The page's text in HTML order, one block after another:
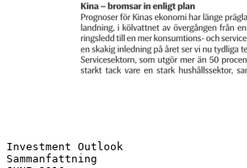
Investment Outlook Sammanfattning JUNI 2016 Den ov&auml;ntat svaga tillv&auml;xten i USA under f&ouml;rsta kvartalet g&ouml;r att vi skriver ner v&aring;ra prognoser f&ouml;r &aring;ret n&aring;got – men vi r&auml;knar med att tillv&auml;xten skjuter fart igen. Samtidigt fortg&aring;r Kinas mjuklandning och ekonomin i Europa lunkar p&aring; i stabil takt. Vi r&auml;knar sammantaget med hygglig global tillv&auml;xt med de st&ouml;rsta riskerna fr&auml;mst inom politiken, i form av Brexit-omr&ouml;stning, sp&auml;nningar inom EU och USA-val. USA – tillbaka till hygglig tillv&auml;xt Liksom tidigare &aring;r var tillv&auml;xten i USA under f&ouml;rsta kvartalet tydligt svagare &auml;n f&ouml;rv&auml;ntat. Vi tror dock inte att svagheten speglar en underliggande inbromsning i ekonomin. Oron f&ouml;r en industriledd recession har bedarrat samtidigt som de finansiella f&ouml;rh&aring;llandena &aring;ter f&ouml;rb&auml;ttrats. Hush&aring;llens goda ekonomi till trots &auml;r sparandet relativt h&ouml;gt. Vi ser utsikter till f&ouml;rb&auml;ttrad konsumtion fram&ouml;ver, tack vare en &ouml;kande syssels&auml;ttning och effekter av det relativt sett l&aring;ga oljepriset. Vi r&auml;knar med att f&ouml;rnyad styrka i ekonomin g&ouml;r att centralbanken h&ouml;jer styrr&auml;ntan i juli och december samt ytterligare tv&aring; g&aring;nger under n&auml;sta &aring;r. Europa – ekonomin st&aring;r emot politisk oro Tillv&auml;xten i Euro-zonen forts&auml;tter att utvecklas stabilt. Hush&aring;llen &auml;r den viktigaste tillv&auml;xtmotorn, tack vare stigande syssels&auml;ttning, l&aring;g inflation och l&aring;ga r&auml;ntor. ECB forts&auml;tter att bedriva en expansiv penningpolitik, inflationen f&ouml;rv&auml;ntas likv&auml;l f&ouml;rbli l&aring;g l&auml;nge. Vi r&auml;knar med en stabil om &auml;n inte kraftig tillv&auml;xt. De st&ouml;rsta riskerna finns p&aring; det politiska omr&aring;det, i n&auml;rtid i form av Brexit-omr&ouml;stning och p&aring; lite sikt i form av strukturfr&aring;gor kring v&auml;gen fram f&ouml;r unionen. F&ouml;r Storbritanniens del bromsar ekonomin in kraftigt under f&ouml;rsta halv&aring;ret, i avvaktan p&aring; Brexit-resultatet. Vi r&auml;knar med att majoriteten r&ouml;star f&ouml;r att stanna i EU – vilket g&ouml;r de ekonomiska effekterna begr&auml;nsade. Sverige – stark inhemsk efterfr&aring;gan driver tillv&auml;xt Svensk ekonomi utvecklas i mycket god takt. Den snabba BNP&ouml;kningen drivs av stark inhemsk efterfr&aring;gan samtidigt som den relativt svaga kronan gynnar exporten. Den inhemska efterfr&aring;gan drivs fr&auml;mst av rekordh&ouml;ga tal kring offentlig konsumtion och investeringar, mycket till f&ouml;ljd av flyktingrelaterade utgifter vilket i n&auml;sta steg st&auml;ller stora krav p&aring; integrationspolitiken. God privatkonsumtion st&ouml;ttar tillv&auml;xten, medan obalanser p&aring; bland annat arbetsmarknaden utg&ouml;r orosmoln. Riksbanken beh&aring;ller sannolikt minusr&auml;ntan till en god bit in under n&auml;sta &aring;r. Kina – bromsar in enligt plan Prognoser f&ouml;r Kinas ekonomi har l&auml;nge pr&auml;glats av oro f&ouml;r en h&aring;rdlandning, i k&ouml;lvattnet av &ouml;verg&aring;ngen fr&aring;n en export- och investeringsledd till en mer konsumtions- och servicedriven ekonomi. Efter en skakig inledning p&aring; &aring;ret ser vi nu tydliga tecken p&aring; stabilisering. Servicesektorn, som utg&ouml;r mer &auml;n 50 procent av ekonomin, v&auml;xer starkt tack vare en stark hush&aring;llssektor, samtidigt som myndig- heter st&ouml;ttar finanssystem och tillv&auml;xt via l&auml;ttare penningpolitik och &ouml;kade investeringar. V&aring;r prognos om fortsatt mjuklandning st&aring;r fast. Tillv&auml;xtmarknader – fortsatt l&aring;ga r&aring;varupriser s&auml;tter press Stabiliseringen i oljepriset ger andrum &aring;t m&aring;nga h&aring;rt tr&auml;ngda EM-ekonomier. Men r&aring;varupriserna &auml;r fortfarande besv&auml;rande l&aring;ga och m&aring;nga l&auml;nder brottas ocks&aring; med strukturella problem. R&auml;nteh&ouml;jningar i USA kan ocks&aring; st&auml;rka dollarn, vilket &auml;r negativt f&ouml;r dessa ekonomier. Asiens tillv&auml;xtekonomier forts&auml;tter visa snabb och stabil tillv&auml;xt. Latinamerika, som ekonomiskt domineras av Brasilien, tyngs av problemen ovan. Detsamma g&auml;ller Ryssland, medan bilden &auml;r ljusare i &ouml;vriga &Ouml;steuropa, med stabila ekonomier, god inhemsk efterfr&aring;gan och huvuddelen av sin export till v&auml;stra Europa. Aktier – i v&auml;ntan p&aring; stigande vinster De senaste m&aring;naderna har den globala aktiemarknaden bjudit p&aring; goda kursuppg&aring;ngar drivet av svagare dollar, stigande r&aring;varupriser och stabilare makrodata fr&aring;n fr&auml;mst Kina. Industrikonjunkturen har visserligen stabiliserats, men brist p&aring; klara trender, relativt h&ouml;ga b&ouml;rsv&auml;rderingar och os&auml;kerhet kring vinsterna g&ouml;r oss f&ouml;rsiktiga i det korta perspektivet. Givet v&aring;r syn om successivt starkare global konjunktur och l&aring;ngsamt stigande vinster &auml;r vi mer positiva till aktier p&aring; sikt. B&auml;st f&ouml;ruts&auml;ttningar ser vi i Europa och i Asien. St&ouml;rst &auml;r motvinden f&ouml;r r&aring;varuberoende tillv&auml;xtl&auml;nder, fr&auml;mst i Latinamerika och Ryssland. R&auml;ntor – fortsatt l&aring;ga r&auml;ntor, m&ouml;jligheter f&ouml;r High Yield M&aring;ttlig global tillv&auml;xt, fortsatt l&aring;g inflation och kraftfulla stimulanser fr&aring;n centralbankerna talar f&ouml;r fortsatt extremt l&aring;ga r&auml;ntor. I USA kommer styrr&auml;ntan att justeras upp&aring;t och v&aring;ra prognoser pekar p&aring; en f&ouml;rsta h&ouml;jning i juli och sedan ytterligare en i december. Det l&aring;ga r&auml;ntel&auml;get, kombinerat med utsikter till l&aring;ngsamt stigande l&aring;ngr&auml;ntor, g&ouml;r att vi ser mycket l&aring;g eller ingen potential f&ouml;r traditionella r&auml;nteplaceringar i exempelvis statspapper. M&ouml;jligheterna &auml;r b&auml;ttre f&ouml;r f&ouml;retagsobligationer, fr&auml;mst inom High Yield. Risken i dessa &auml;r dock betydligt h&ouml;gre och kortsiktiga, relativt kraftiga nedg&aring;ngar kan inte uteslutas. Alternativa investeringar – blandade f&ouml;ruts&auml;ttningar Oljepriset har det senaste kvartalet v&auml;nt kraftigt upp. Balansen mellan utbud och efterfr&aring;gan &auml;r nu p&aring; en b&auml;ttre niv&aring;. Den fortsatta rekordproduktionen inom OPEC kan dock &auml;ven fram&ouml;ver orsaka sv&auml;ngningar i oljepriset. V&aring;r prognos &auml;r att oljepriset kommer att ligga runt dagens niv&aring; &auml;ven mot slutet av &aring;ret, &auml;ven om s&auml;songsm&auml;ssiga faktorer (t.ex. &ouml;kat bilk&ouml;rande under sommaren) periodvis kan lyfta priset ytterligare. Efter &aring;rets inledande turbulens har marknadsklimatet stabiliserats n&aring;got, vilket bland annat resulterat i tecken p&aring; tydligare marknadstrender. Det b&ouml;r ge b&auml;ttre f&ouml;ruts&auml;ttningar f&ouml;r flera hedgestrategier att hitta m&ouml;jligheter till avkastning. Taktisk f&ouml;rv&auml;ntad risk och avkastning Taktisk f&ouml;rv&auml;ntad avkastning bygger p&aring; SEB:s HouseView fr&aring;n 2016-05-11. TILLG&Aring;NG TAKTISK F&Ouml;RV&Auml;NTAN (&Aring;RSSIFFROR) INDEX/UNDERLAG F&Ouml;R BER&Auml;KNINGEN AVKASTNING RISK 5,5% 6,4% 9,6% 12,3% 15,6% 13,6% MSCI World All Countries index i lokala valutor MSCI EM TR i lokala valutor SIX Portfolio Return Index i SEK -2,2% 1,9% 5,7% 7,1% 3,1% 2,8% 4,4% 14,3% OMRX T-bonds i SEK IBOXX Investment Grade Index i USD IBOXX High Yield Index i USD JP Morgan Emerging Markets Bond Index i lokal valuta N/A* N/A** N/A* N/A** AKTIER Globala Tillv&auml;xtmarknader Svenska R&Auml;NTEB&Auml;RANDE Statsobligationer F&ouml;retagsobligationer Investment grade (IG) F&ouml;retagsobligationer High Yield (HY) Tillv&auml;xtmarknadsobligationer (EM Debt) ALTERNATIVA INVESTERINGAR Hedgefonder R&aring;varor * D&aring; hedgefonder best&aring;r av s&aring; skilda undertillg&aring;ngsslag, anser vi det ej relevant att st&auml;lla n&aring;gon &ouml;vergripande prognos f&ouml;r tillg&aring;ngsslaget. ** P&aring; grund av osedvanligt stora r&ouml;relser inom tillg&aring;ngsslaget r&aring;varor, v&auml;ljer vi f&ouml;r stunden att inte st&auml;lla prognoser f&ouml;r dessa tillg&aring;ngsslag. REGIONER KOMMENTAR Sverige POSITIV • Stark inhemsk efterfr&aring;gan och &ouml;kad export g&ouml;r att svensk ekonomi utvecklas i mycket god takt. • Gradvis &ouml;kande global tillv&auml;xt b&ouml;r gynna den exporttunga Stockholmsb&ouml;rsen. &Ouml;vriga Europa POSITIV • Relativt svag men fortsatt stabil tillv&auml;xt f&ouml;r Euro-zonen. Resultatet av Brexit-omr&ouml;stningen kan p&aring;verka den fortsatta utvecklingen. • Rimliga v&auml;rderingar och hyggliga vinstutsikter talar f&ouml;r europeiska aktier. USA neutral • F&ouml;rnyad styrka i amerikansk ekonomi kan f&aring; centralbanken att h&ouml;ja styrr&auml;ntan igen i juli. • B&auml;ttre fart i ekonomin talar f&ouml;r amerikanska aktier, men relativt h&ouml;ga v&auml;rderingar d&auml;mpar. Tillv&auml;xtmarknader NEGATIV • Splittrad bild f&ouml;r v&auml;rldens tillv&auml;xtmarknader – m&aring;nga l&auml;nder pressas av l&aring;ga r&aring;varupriser. • Stabilare r&aring;varupriser och &ouml;kande global tillv&auml;xt kan ge st&ouml;d till pressade l&auml;nder, ekonomier och b&ouml;rser. Kina Neutral • Efter en skakig inledning p&aring; &aring;ret stabiliseras Kinas ekonomi – ser ut att mjuklanda enligt plan. • F&ouml;rv&auml;ntad stabilisering i ekonomin b&ouml;r &auml;ven ge st&ouml;d till aktiemarknaden. Denna rapport publicerades den 31 maj 2016. Rapportens inneh&aring;ll baseras p&aring; information och analys tillg&auml;nglig f&ouml;re den 25 maj 2016 Historisk avkastning utg&ouml;r ingen garanti f&ouml;r framtida avkastning. V&auml;rdet p&aring; dina fondandelar och andra finansiella instrument kan b&aring;de stiga och falla och det &auml;r d&auml;rf&o